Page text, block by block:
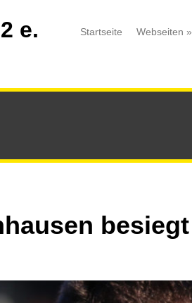
e.
Startseite Webseiten »
besiegt